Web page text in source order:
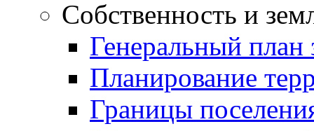
Собственность и
Генеральный план
Планирование
Границы